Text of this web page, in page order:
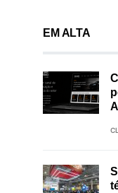
EM ALTA